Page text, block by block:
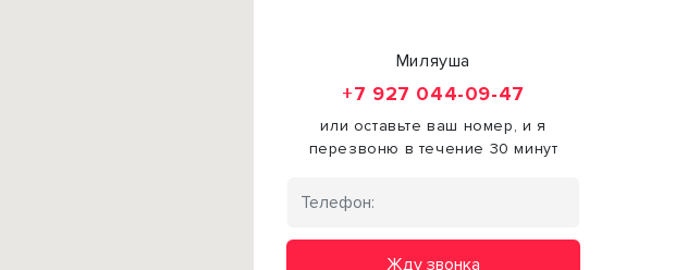
Миляуша
+7 927 044-09-47
или оставьте ваш номер, и я
перезвоню в течение 30 минут
Жду звонка